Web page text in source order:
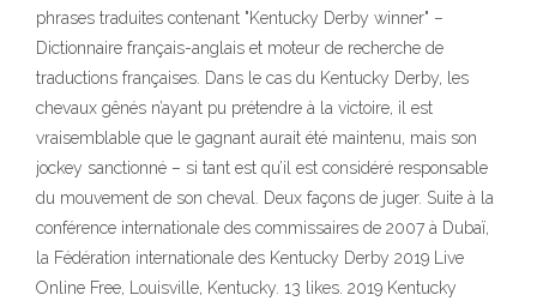
phrases traduites contenant "Kentucky Derby winner" –
Dictionnaire français-anglais et moteur de recherche de
traductions françaises. Dans le cas du Kentucky Derby, les
chevaux gênés n’ayant pu prétendre à la victoire, il est
vraisemblable que le gagnant aurait été maintenu, mais son
jockey sanctionné – si tant est qu’il est considéré responsable
du mouvement de son cheval. Deux façons de juger. Suite à la
conférence internationale des commissaires de 2007 à Dubaï,
la Fédération internationale des Kentucky Derby 2019 Live
Online Free, Louisville, Kentucky. 13 likes. 2019 Kentucky